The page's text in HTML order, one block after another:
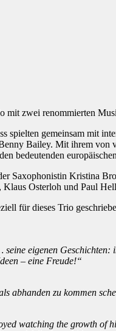
zwei renommierten
spielten gemeinsam mit
Bailey. Mit ihrem von
bedeutenden
Saxophonistin Kristina
Osterloh und Paul
für dieses Trio
eigenen Geschichten:
– eine Freude!“
abhanden zu kommen
watching the growth of